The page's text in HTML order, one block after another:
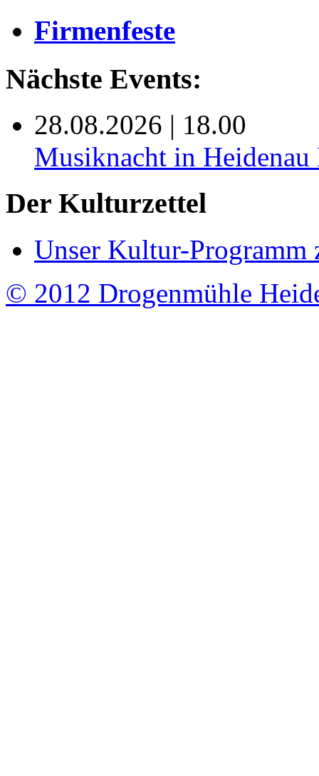
Firmenfeste
Nächste Events:
28.08.2026 | 18.00
Musiknacht in
Der Kulturzettel
Unser Kultur-Programm
© 2012 Drogenmühle